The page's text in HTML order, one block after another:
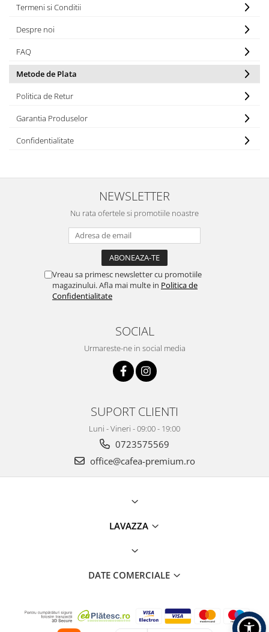
Termeni si Conditii
Despre noi
FAQ
Metode de Plata
Politica de Retur
Garantia Produselor
Confidentialitate
NEWSLETTER
Nu rata ofertele si promotiile noastre
Vreau sa primesc newsletter cu promotiile
magazinului. Afla mai multe in Politica de
Confidentialitate
SOCIAL
Urmareste-ne in social media
SUPORT CLIENTI
Luni - Vineri - 09:00 - 19:00
0723575569
office@cafea-premium.ro
LAVAZZA
DATE COMERCIALE